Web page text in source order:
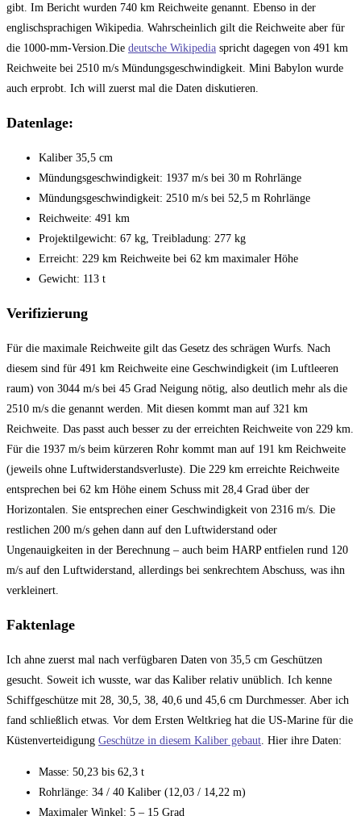
gibt. Im Bericht wurden 740 km Reichweite genannt. Ebenso in der
englischsprachigen Wikipedia. Wahrscheinlich gilt die Reichweite aber für
die 1000-mm-Version.Die deutsche Wikipedia spricht dagegen von 491 km
Reichweite bei 2510 m/s Mündungsgeschwindigkeit. Mini Babylon wurde
auch erprobt. Ich will zuerst mal die Daten diskutieren.
Datenlage:
Kaliber 35,5 cm
Mündungsgeschwindigkeit: 1937 m/s bei 30 m Rohrlänge
Mündungsgeschwindigkeit: 2510 m/s bei 52,5 m Rohrlänge
Reichweite: 491 km
Projektilgewicht: 67 kg, Treibladung: 277 kg
Erreicht: 229 km Reichweite bei 62 km maximaler Höhe
Gewicht: 113 t
Verifizierung
Für die maximale Reichweite gilt das Gesetz des schrägen Wurfs. Nach
diesem sind für 491 km Reichweite eine Geschwindigkeit (im Luftleeren
raum) von 3044 m/s bei 45 Grad Neigung nötig, also deutlich mehr als die
2510 m/s die genannt werden. Mit diesen kommt man auf 321 km
Reichweite. Das passt auch besser zu der erreichten Reichweite von 229 km.
Für die 1937 m/s beim kürzeren Rohr kommt man auf 191 km Reichweite
(jeweils ohne Luftwiderstandsverluste). Die 229 km erreichte Reichweite
entsprechen bei 62 km Höhe einem Schuss mit 28,4 Grad über der
Horizontalen. Sie entsprechen einer Geschwindigkeit von 2316 m/s. Die
restlichen 200 m/s gehen dann auf den Luftwiderstand oder
Ungenauigkeiten in der Berechnung – auch beim HARP entfielen rund 120
m/s auf den Luftwiderstand, allerdings bei senkrechtem Abschuss, was ihn
verkleinert.
Faktenlage
Ich ahne zuerst mal nach verfügbaren Daten von 35,5 cm Geschützen
gesucht. Soweit ich wusste, war das Kaliber relativ unüblich. Ich kenne
Schiffgeschütze mit 28, 30,5, 38, 40,6 und 45,6 cm Durchmesser. Aber ich
fand schließlich etwas. Vor dem Ersten Weltkrieg hat die US-Marine für die
Küstenverteidigung Geschütze in diesem Kaliber gebaut . Hier ihre Daten:
Masse: 50,23 bis 62,3 t
Rohrlänge: 34 / 40 Kaliber (12,03 / 14,22 m)
Maximaler Winkel: 5 – 15 Grad